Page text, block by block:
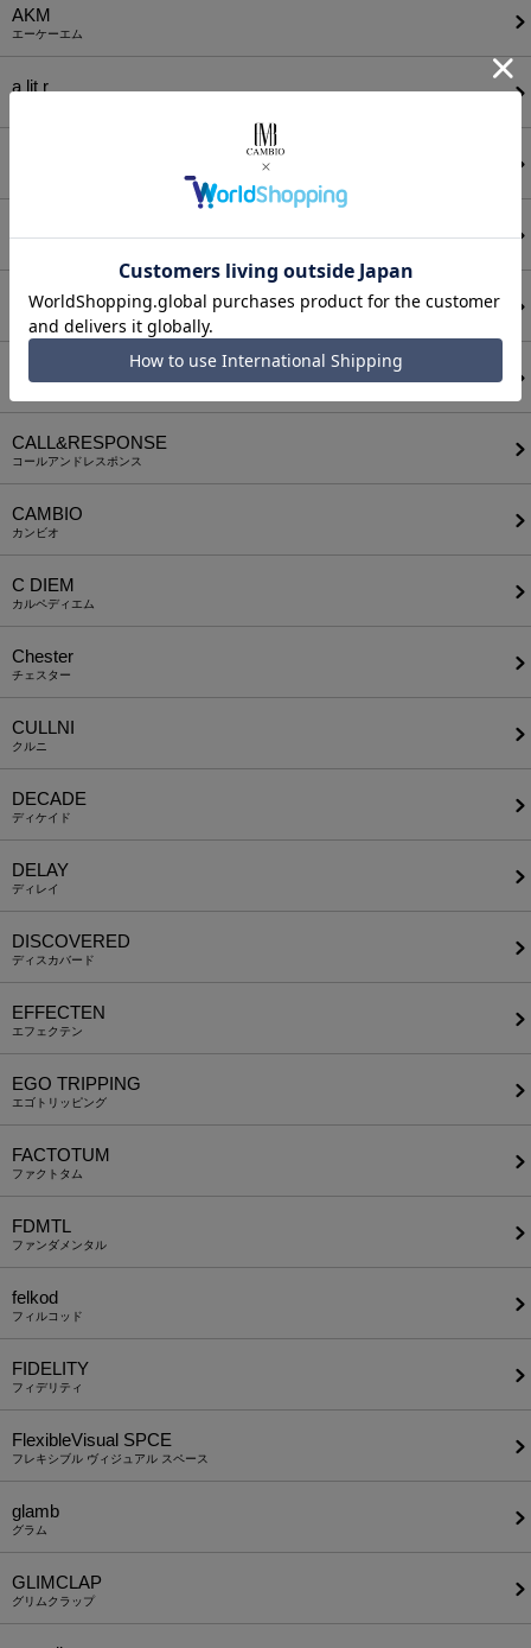
AKM
エーケーエム
a lit r
AUI NITE
アウィナイト
CALL&RESPONSE
コールアンドレスポンス
CAMBIO
カンビオ
C DIEM
カルペディエム
Chester
チェスター
CULLNI
クルニ
DECADE
ディケイド
DELAY
ディレイ
DISCOVERED
ディスカバード
EFFECTEN
エフェクテン
EGO TRIPPING
エゴトリッピング
FACTOTUM
ファクトタム
FDMTL
ファンダメンタル
felkod
フィルコッド
FIDELITY
フィデリティ
FlexibleVisual SPCE
フレキシブル ヴィジュアル スペース
glamb
グラム
GLIMCLAP
グリムクラップ